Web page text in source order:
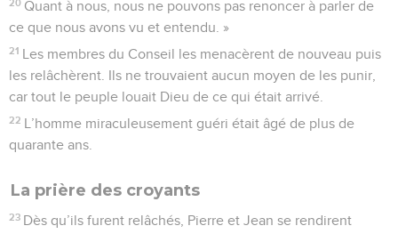
20 Quant à nous, nous ne pouvons pas renoncer à parler de
ce que nous avons vu et entendu. »
21 Les membres du Conseil les menacèrent de nouveau puis
les relâchèrent. Ils ne trouvaient aucun moyen de les punir,
car tout le peuple louait Dieu de ce qui était arrivé.
22 L’homme miraculeusement guéri était âgé de plus de
quarante ans.
La prière des croyants
23 Dès qu’ils furent relâchés, Pierre et Jean se rendirent